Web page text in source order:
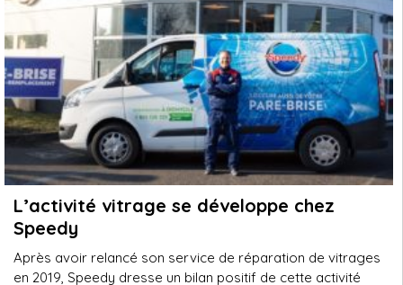
L’activité vitrage se développe chez
Speedy
Après avoir relancé son service de réparation de vitrages
en 2019, Speedy dresse un bilan positif de cette activité